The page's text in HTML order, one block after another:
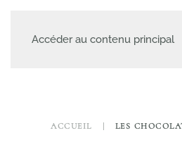
Accéder au contenu principal
A PROPOSLE CATALOGUE
ACCUEIL LES